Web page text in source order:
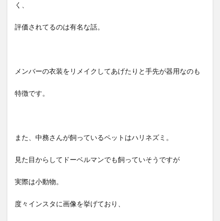
く、
評価されてるのは有名な話。
メンバーの衣装をリメイクしてあげたりと手先が器用なのも
特徴です。
また、中務さんが飼っているペットはハリネズミ。
見た目からしてドーベルマンでも飼っていそうですが
実際は小動物。
度々インスタに画像を挙げており、